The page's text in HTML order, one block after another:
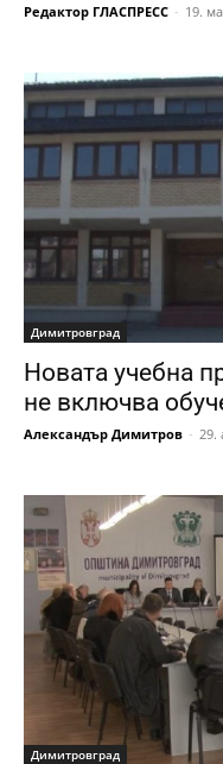
Редактор ГЛАСПРЕСС - 19.
Димитровград
Новата учебна
не включва
Александър Димитров - 29.
Димитровград